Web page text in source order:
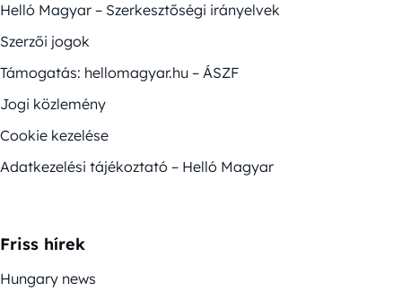
Helló Magyar – Szerkesztőségi irányelvek
Szerzői jogok
Támogatás: hellomagyar.hu – ÁSZF
Jogi közlemény
Cookie kezelése
Adatkezelési tájékoztató – Helló Magyar
Friss hírek
Hungary news